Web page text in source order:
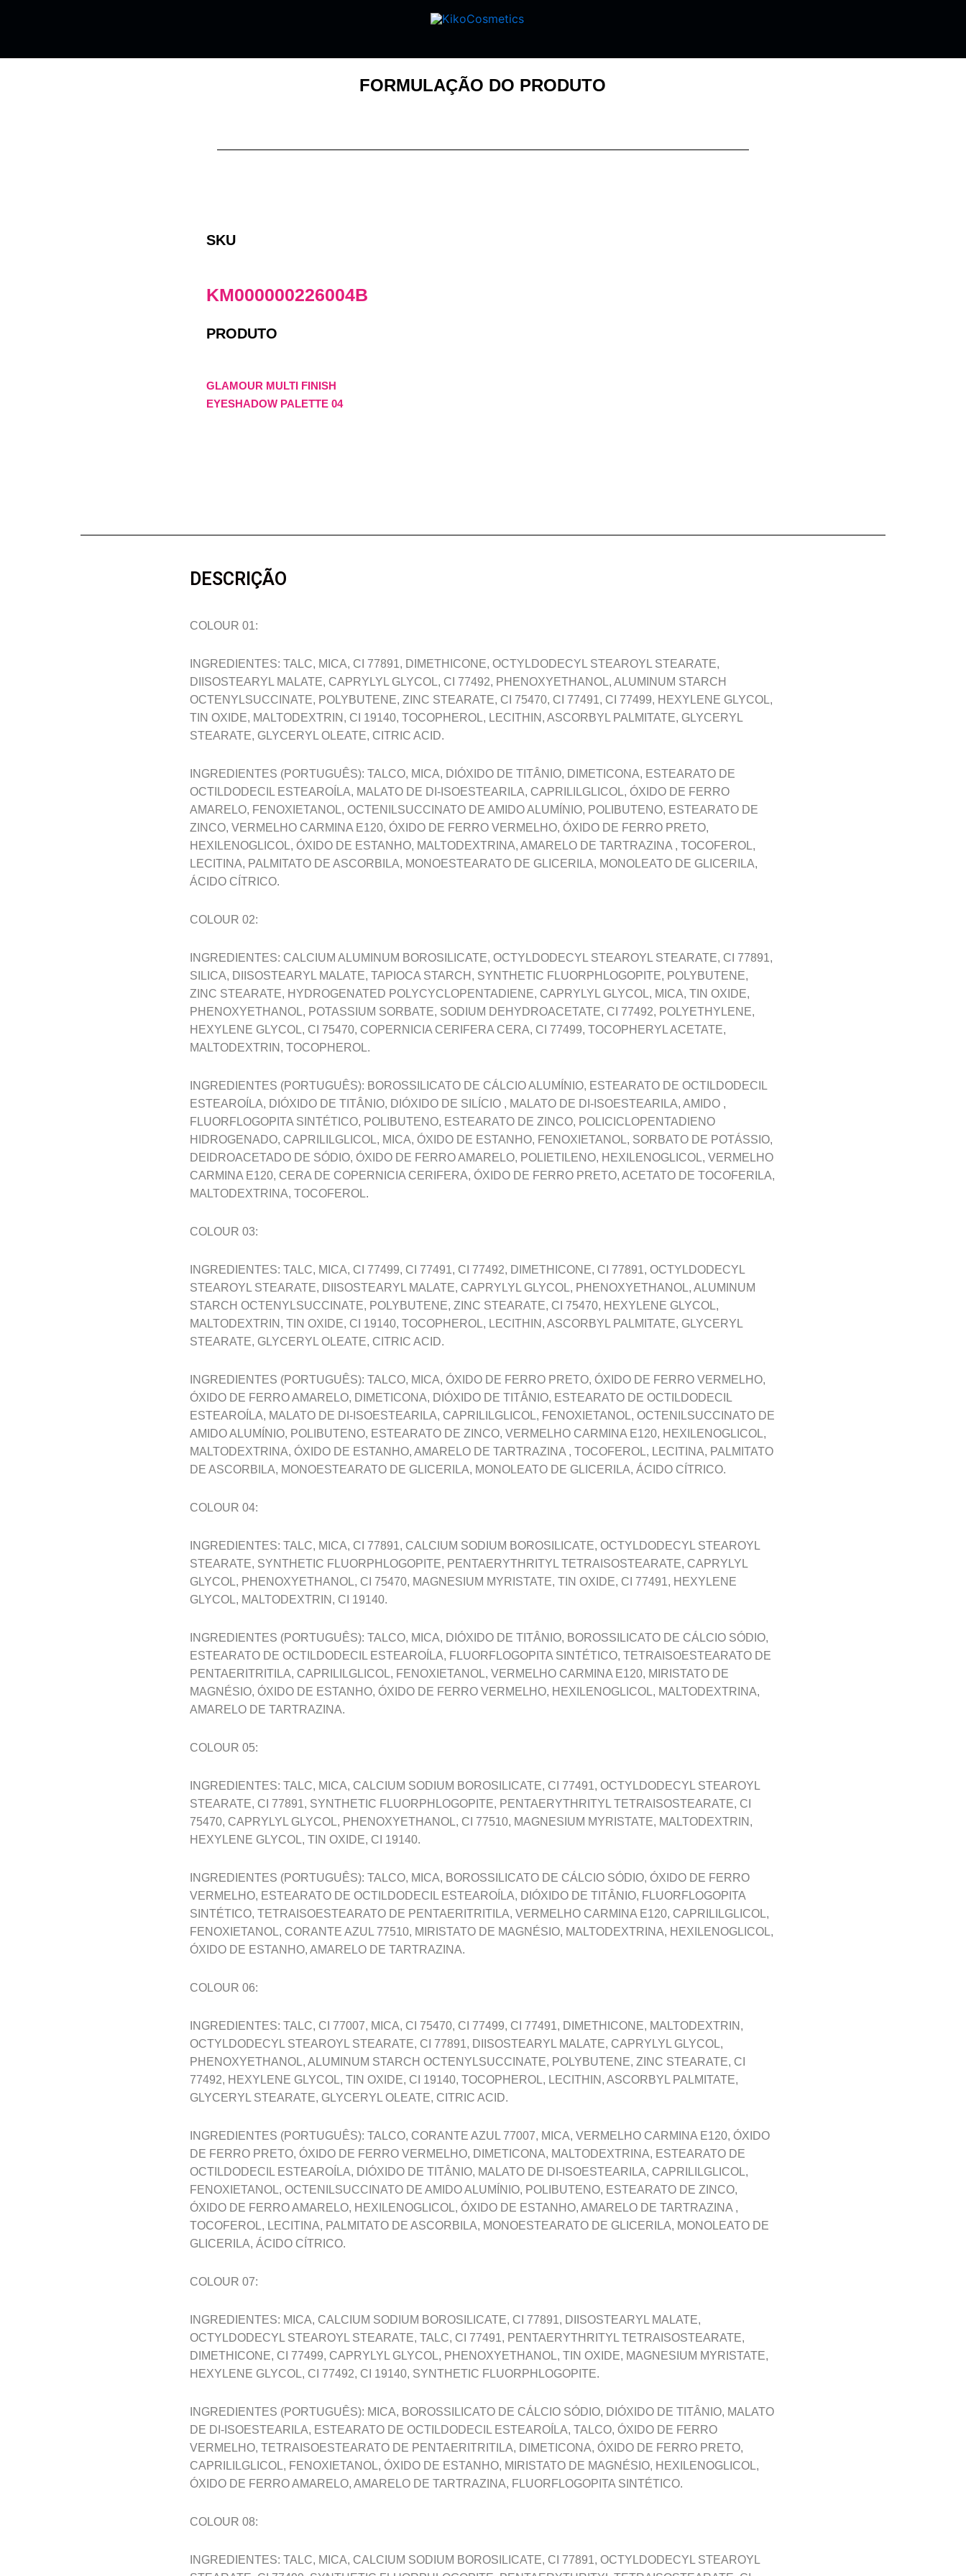
FORMULAÇÃO DO PRODUTO
SKU
KM000000226004B
PRODUTO
GLAMOUR MULTI FINISH
EYESHADOW PALETTE 04
DESCRIÇÃO
COLOUR 01:
INGREDIENTES: TALC, MICA, CI 77891, DIMETHICONE, OCTYLDODECYL STEAROYL STEARATE,
DIISOSTEARYL MALATE, CAPRYLYL GLYCOL, CI 77492, PHENOXYETHANOL, ALUMINUM STARCH
OCTENYLSUCCINATE, POLYBUTENE, ZINC STEARATE, CI 75470, CI 77491, CI 77499, HEXYLENE GLYCOL,
TIN OXIDE, MALTODEXTRIN, CI 19140, TOCOPHEROL, LECITHIN, ASCORBYL PALMITATE, GLYCERYL
STEARATE, GLYCERYL OLEATE, CITRIC ACID.
INGREDIENTES (PORTUGUÊS): TALCO, MICA, DIÓXIDO DE TITÂNIO, DIMETICONA, ESTEARATO DE
OCTILDODECIL ESTEAROÍLA, MALATO DE DI-ISOESTEARILA, CAPRILILGLICOL, ÓXIDO DE FERRO
AMARELO, FENOXIETANOL, OCTENILSUCCINATO DE AMIDO ALUMÍNIO, POLIBUTENO, ESTEARATO DE
ZINCO, VERMELHO CARMINA E120, ÓXIDO DE FERRO VERMELHO, ÓXIDO DE FERRO PRETO,
HEXILENOGLICOL, ÓXIDO DE ESTANHO, MALTODEXTRINA, AMARELO DE TARTRAZINA , TOCOFEROL,
LECITINA, PALMITATO DE ASCORBILA, MONOESTEARATO DE GLICERILA, MONOLEATO DE GLICERILA,
ÁCIDO CÍTRICO.
COLOUR 02:
INGREDIENTES: CALCIUM ALUMINUM BOROSILICATE, OCTYLDODECYL STEAROYL STEARATE, CI 77891,
SILICA, DIISOSTEARYL MALATE, TAPIOCA STARCH, SYNTHETIC FLUORPHLOGOPITE, POLYBUTENE,
ZINC STEARATE, HYDROGENATED POLYCYCLOPENTADIENE, CAPRYLYL GLYCOL, MICA, TIN OXIDE,
PHENOXYETHANOL, POTASSIUM SORBATE, SODIUM DEHYDROACETATE, CI 77492, POLYETHYLENE,
HEXYLENE GLYCOL, CI 75470, COPERNICIA CERIFERA CERA, CI 77499, TOCOPHERYL ACETATE,
MALTODEXTRIN, TOCOPHEROL.
INGREDIENTES (PORTUGUÊS): BOROSSILICATO DE CÁLCIO ALUMÍNIO, ESTEARATO DE OCTILDODECIL
ESTEAROÍLA, DIÓXIDO DE TITÂNIO, DIÓXIDO DE SILÍCIO , MALATO DE DI-ISOESTEARILA, AMIDO ,
FLUORFLOGOPITA SINTÉTICO, POLIBUTENO, ESTEARATO DE ZINCO, POLICICLOPENTADIENO
HIDROGENADO, CAPRILILGLICOL, MICA, ÓXIDO DE ESTANHO, FENOXIETANOL, SORBATO DE POTÁSSIO,
DEIDROACETADO DE SÓDIO, ÓXIDO DE FERRO AMARELO, POLIETILENO, HEXILENOGLICOL, VERMELHO
CARMINA E120, CERA DE COPERNICIA CERIFERA, ÓXIDO DE FERRO PRETO, ACETATO DE TOCOFERILA,
MALTODEXTRINA, TOCOFEROL.
COLOUR 03:
INGREDIENTES: TALC, MICA, CI 77499, CI 77491, CI 77492, DIMETHICONE, CI 77891, OCTYLDODECYL
STEAROYL STEARATE, DIISOSTEARYL MALATE, CAPRYLYL GLYCOL, PHENOXYETHANOL, ALUMINUM
STARCH OCTENYLSUCCINATE, POLYBUTENE, ZINC STEARATE, CI 75470, HEXYLENE GLYCOL,
MALTODEXTRIN, TIN OXIDE, CI 19140, TOCOPHEROL, LECITHIN, ASCORBYL PALMITATE, GLYCERYL
STEARATE, GLYCERYL OLEATE, CITRIC ACID.
INGREDIENTES (PORTUGUÊS): TALCO, MICA, ÓXIDO DE FERRO PRETO, ÓXIDO DE FERRO VERMELHO,
ÓXIDO DE FERRO AMARELO, DIMETICONA, DIÓXIDO DE TITÂNIO, ESTEARATO DE OCTILDODECIL
ESTEAROÍLA, MALATO DE DI-ISOESTEARILA, CAPRILILGLICOL, FENOXIETANOL, OCTENILSUCCINATO DE
AMIDO ALUMÍNIO, POLIBUTENO, ESTEARATO DE ZINCO, VERMELHO CARMINA E120, HEXILENOGLICOL,
MALTODEXTRINA, ÓXIDO DE ESTANHO, AMARELO DE TARTRAZINA , TOCOFEROL, LECITINA, PALMITATO
DE ASCORBILA, MONOESTEARATO DE GLICERILA, MONOLEATO DE GLICERILA, ÁCIDO CÍTRICO.
COLOUR 04:
INGREDIENTES: TALC, MICA, CI 77891, CALCIUM SODIUM BOROSILICATE, OCTYLDODECYL STEAROYL
STEARATE, SYNTHETIC FLUORPHLOGOPITE, PENTAERYTHRITYL TETRAISOSTEARATE, CAPRYLYL
GLYCOL, PHENOXYETHANOL, CI 75470, MAGNESIUM MYRISTATE, TIN OXIDE, CI 77491, HEXYLENE
GLYCOL, MALTODEXTRIN, CI 19140.
INGREDIENTES (PORTUGUÊS): TALCO, MICA, DIÓXIDO DE TITÂNIO, BOROSSILICATO DE CÁLCIO SÓDIO,
ESTEARATO DE OCTILDODECIL ESTEAROÍLA, FLUORFLOGOPITA SINTÉTICO, TETRAISOESTEARATO DE
PENTAERITRITILA, CAPRILILGLICOL, FENOXIETANOL, VERMELHO CARMINA E120, MIRISTATO DE
MAGNÉSIO, ÓXIDO DE ESTANHO, ÓXIDO DE FERRO VERMELHO, HEXILENOGLICOL, MALTODEXTRINA,
AMARELO DE TARTRAZINA.
COLOUR 05:
INGREDIENTES: TALC, MICA, CALCIUM SODIUM BOROSILICATE, CI 77491, OCTYLDODECYL STEAROYL
STEARATE, CI 77891, SYNTHETIC FLUORPHLOGOPITE, PENTAERYTHRITYL TETRAISOSTEARATE, CI
75470, CAPRYLYL GLYCOL, PHENOXYETHANOL, CI 77510, MAGNESIUM MYRISTATE, MALTODEXTRIN,
HEXYLENE GLYCOL, TIN OXIDE, CI 19140.
INGREDIENTES (PORTUGUÊS): TALCO, MICA, BOROSSILICATO DE CÁLCIO SÓDIO, ÓXIDO DE FERRO
VERMELHO, ESTEARATO DE OCTILDODECIL ESTEAROÍLA, DIÓXIDO DE TITÂNIO, FLUORFLOGOPITA
SINTÉTICO, TETRAISOESTEARATO DE PENTAERITRITILA, VERMELHO CARMINA E120, CAPRILILGLICOL,
FENOXIETANOL, CORANTE AZUL 77510, MIRISTATO DE MAGNÉSIO, MALTODEXTRINA, HEXILENOGLICOL,
ÓXIDO DE ESTANHO, AMARELO DE TARTRAZINA.
COLOUR 06:
INGREDIENTES: TALC, CI 77007, MICA, CI 75470, CI 77499, CI 77491, DIMETHICONE, MALTODEXTRIN,
OCTYLDODECYL STEAROYL STEARATE, CI 77891, DIISOSTEARYL MALATE, CAPRYLYL GLYCOL,
PHENOXYETHANOL, ALUMINUM STARCH OCTENYLSUCCINATE, POLYBUTENE, ZINC STEARATE, CI
77492, HEXYLENE GLYCOL, TIN OXIDE, CI 19140, TOCOPHEROL, LECITHIN, ASCORBYL PALMITATE,
GLYCERYL STEARATE, GLYCERYL OLEATE, CITRIC ACID.
INGREDIENTES (PORTUGUÊS): TALCO, CORANTE AZUL 77007, MICA, VERMELHO CARMINA E120, ÓXIDO
DE FERRO PRETO, ÓXIDO DE FERRO VERMELHO, DIMETICONA, MALTODEXTRINA, ESTEARATO DE
OCTILDODECIL ESTEAROÍLA, DIÓXIDO DE TITÂNIO, MALATO DE DI-ISOESTEARILA, CAPRILILGLICOL,
FENOXIETANOL, OCTENILSUCCINATO DE AMIDO ALUMÍNIO, POLIBUTENO, ESTEARATO DE ZINCO,
ÓXIDO DE FERRO AMARELO, HEXILENOGLICOL, ÓXIDO DE ESTANHO, AMARELO DE TARTRAZINA ,
TOCOFEROL, LECITINA, PALMITATO DE ASCORBILA, MONOESTEARATO DE GLICERILA, MONOLEATO DE
GLICERILA, ÁCIDO CÍTRICO.
COLOUR 07:
INGREDIENTES: MICA, CALCIUM SODIUM BOROSILICATE, CI 77891, DIISOSTEARYL MALATE,
OCTYLDODECYL STEAROYL STEARATE, TALC, CI 77491, PENTAERYTHRITYL TETRAISOSTEARATE,
DIMETHICONE, CI 77499, CAPRYLYL GLYCOL, PHENOXYETHANOL, TIN OXIDE, MAGNESIUM MYRISTATE,
HEXYLENE GLYCOL, CI 77492, CI 19140, SYNTHETIC FLUORPHLOGOPITE.
INGREDIENTES (PORTUGUÊS): MICA, BOROSSILICATO DE CÁLCIO SÓDIO, DIÓXIDO DE TITÂNIO, MALATO
DE DI-ISOESTEARILA, ESTEARATO DE OCTILDODECIL ESTEAROÍLA, TALCO, ÓXIDO DE FERRO
VERMELHO, TETRAISOESTEARATO DE PENTAERITRITILA, DIMETICONA, ÓXIDO DE FERRO PRETO,
CAPRILILGLICOL, FENOXIETANOL, ÓXIDO DE ESTANHO, MIRISTATO DE MAGNÉSIO, HEXILENOGLICOL,
ÓXIDO DE FERRO AMARELO, AMARELO DE TARTRAZINA, FLUORFLOGOPITA SINTÉTICO.
COLOUR 08:
INGREDIENTES: TALC, MICA, CALCIUM SODIUM BOROSILICATE, CI 77891, OCTYLDODECYL STEAROYL